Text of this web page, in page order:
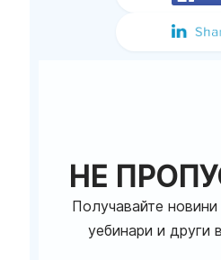
НЕ
Получавайте
уебинари и други